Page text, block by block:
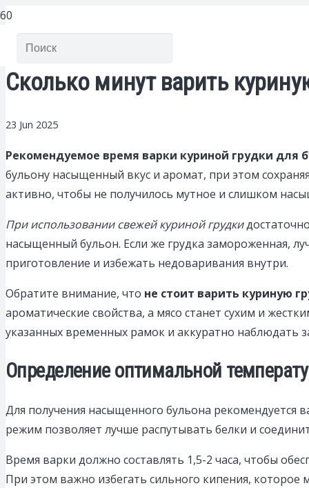
Сколько минут варить
23 Jun 2025
Рекомендуемое время варки куриной грудки для
бульону насыщенный вкус и аромат, при этом
активно, чтобы не получилось мутное и слишком
При использовании свежей куриной грудки
насыщенный бульон. Если же грудка замороженная,
приготовление и избежать недоваривания внутри.
Обратите внимание, что не стоит варить куриную
ароматические свойства, а мясо станет сухим и
указанных временных рамок и аккуратно наблюдать
Определение оптимальной
Для получения насыщенного бульона рекомендуется
режим позволяет лучше распутывать белки и
Время варки должно составлять 1,5-2 часа, чтобы
При этом важно избегать сильного кипения,